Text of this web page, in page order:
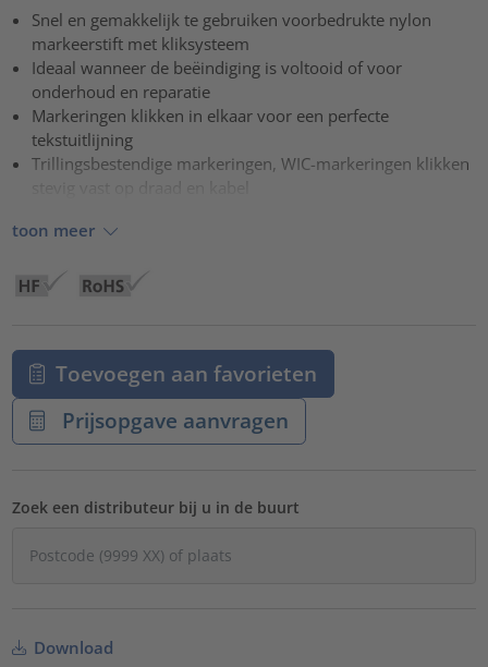
powered byUsercentrics Consent Management Platform
Snel en gemakkelijk te gebruiken voorbedrukte nylon
markeerstift met kliksysteem
Ideaal wanneer de beëindiging is voltooid of voor
onderhoud en reparatie
Markeringen klikken in elkaar voor een perfecte
tekstuitlijning
Trillingsbestendige markeringen, WIC-markeringen klikken
toon meer
Toevoegen aan favorieten
Prijsopgave aanvragen
Zoek een distributeur bij u in de buurt
Download